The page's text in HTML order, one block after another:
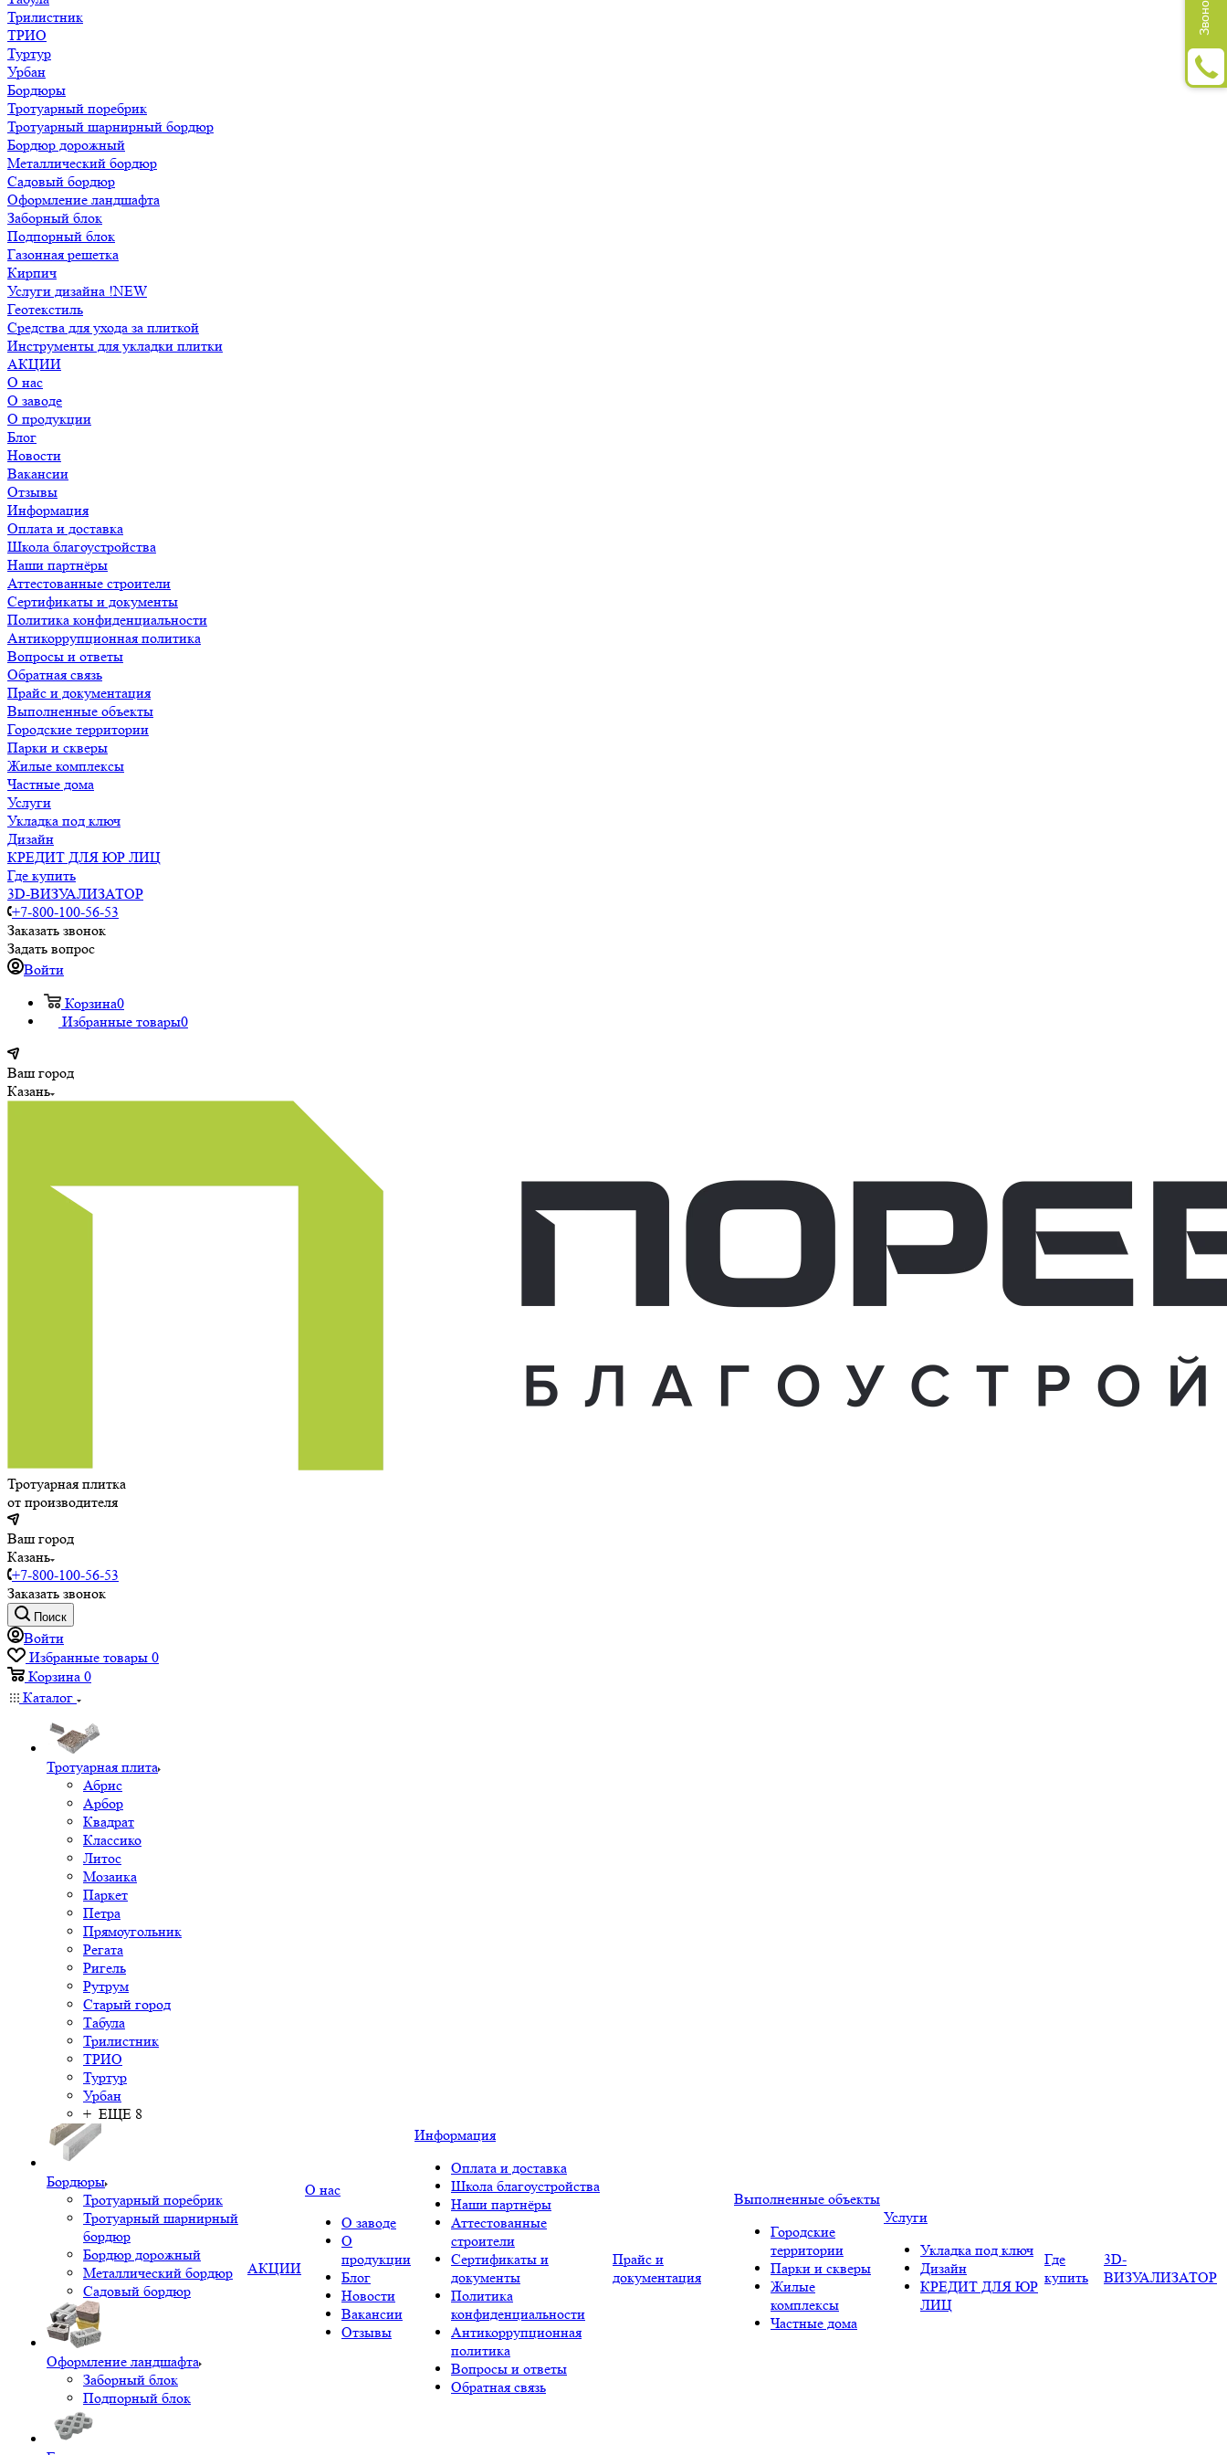
Трилистник
ТРИО
Туртур
Урбан
Бордюры
Тротуарный поребрик
Тротуарный шарнирный бордюр
Бордюр дорожный
Металлический бордюр
Садовый бордюр
Оформление ландшафта
Заборный блок
Подпорный блок
Газонная решетка
Кирпич
Услуги дизайна !NEW
Геотекстиль
Средства для ухода за плиткой
Инструменты для укладки плитки
АКЦИИ
О нас
О заводе
О продукции
Блог
Новости
Вакансии
Отзывы
Информация
Оплата и доставка
Школа благоустройства
Наши партнёры
Аттестованные строители
Сертификаты и документы
Политика конфиденциальности
Антикоррупционная политика
Вопросы и ответы
Обратная связь
Прайс и документация
Выполненные объекты
Городские территории
Парки и скверы
Жилые комплексы
Частные дома
Услуги
Укладка под ключ
Дизайн
КРЕДИТ ДЛЯ ЮР ЛИЦ
Где купить
3D-ВИЗУАЛИЗАТОР
+7-800-100-56-53
Заказать звонок
Задать вопрос
Войти
Корзина0
Избранные товары0
Ваш город
Казань
Тротуарная плитка
от производителя
Ваш город
Казань
+7-800-100-56-53
Заказать звонок
Поиск
Войти
Избранные товары 0
Корзина 0
Каталог
Тротуарная плита
Абрис
Арбор
Квадрат
Классико
Литос
Мозаика
Паркет
Петра
Прямоугольник
Регата
Ригель
Рутрум
Старый город
Табула
Трилистник
ТРИО
Туртур
Урбан
+ ЕЩЕ 8
Бордюры
Тротуарный поребрик
Тротуарный шарнирный
бордюр
Бордюр дорожный
Металлический бордюр
Садовый бордюр
Оформление ландшафта
Заборный блок
Подпорный блок
АКЦИИ
О нас
О заводе
О
продукции
Блог
Новости
Вакансии
Отзывы
Информация
Оплата и доставка
Школа благоустройства
Наши партнёры
Аттестованные
строители
Сертификаты и
документы
Политика
конфиденциальности
Антикоррупционная
политика
Вопросы и ответы
Обратная связь
Прайс и
документация
Выполненные объекты
Городские
территории
Парки и скверы
Жилые
комплексы
Частные дома
Услуги
Укладка под ключ
Дизайн
КРЕДИТ ДЛЯ ЮР
ЛИЦ
Где
купить
3D-
ВИЗУАЛИЗАТОР